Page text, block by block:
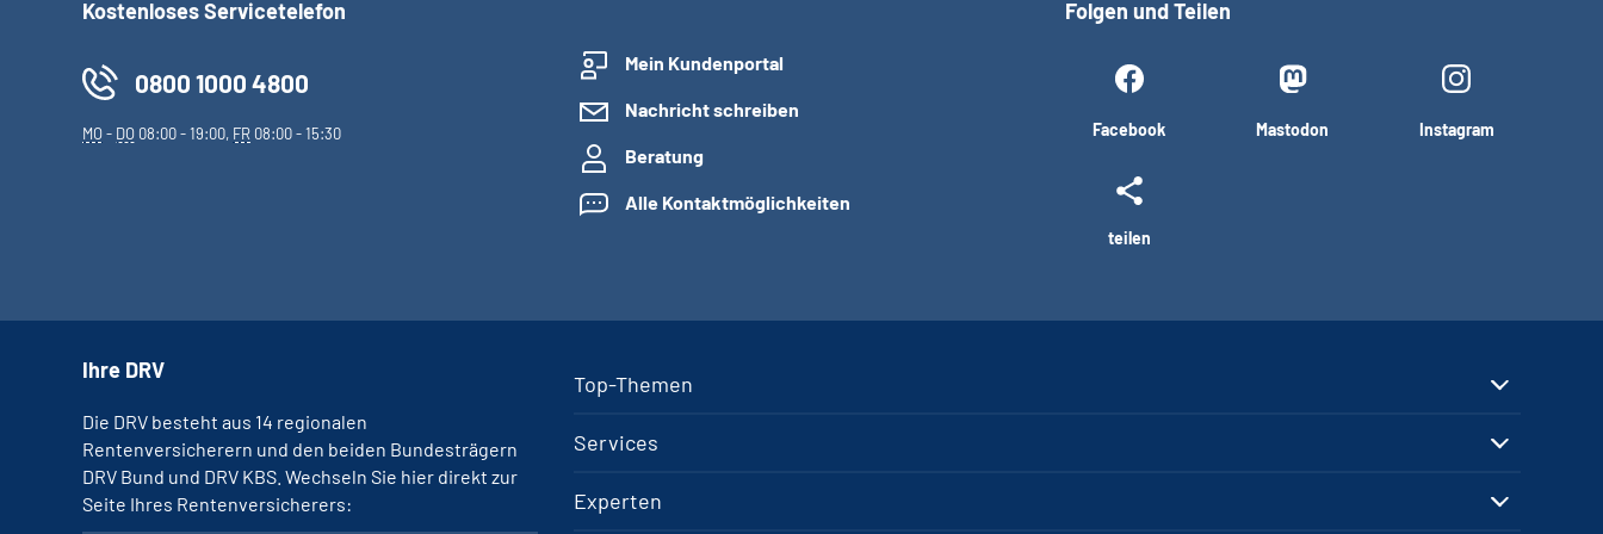
Kostenloses Servicetelefon
0800 1000 4800
MO- DO 08:00 - 19:00, FR 08:00 - 15:30
Mein Kundenportal
Nachricht schreiben
Beratung
Alle Kontaktmöglichkeiten
Folgen und Teilen
Facebook Mastodon Instagram
teilen
Top-Themen
Services
Experten
Ihre DRV
Die DRV besteht aus 14 regionalen
Rentenversicherern und den beiden Bundesträgern
DRV Bund und DRV KBS. Wechseln Sie hier direkt zur
Seite Ihres Rentenversicherers: